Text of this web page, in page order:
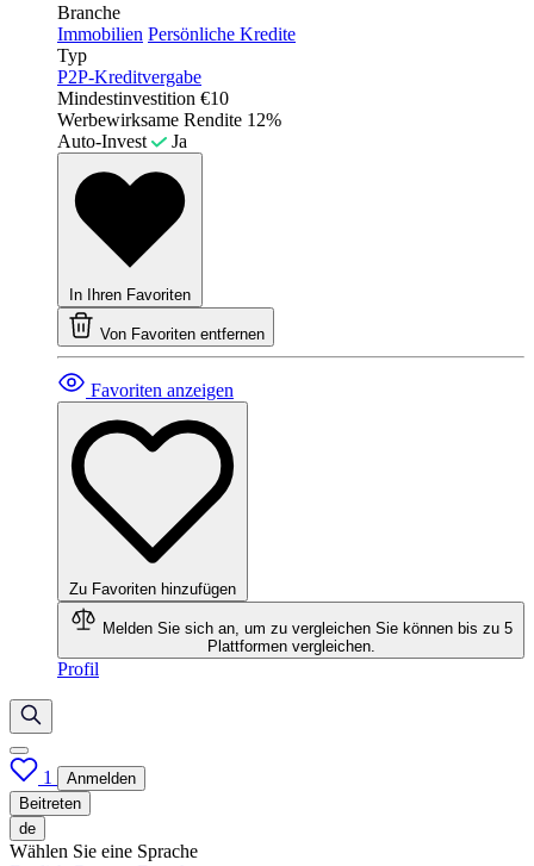
Branche
Immobilien Persönliche Kredite
Typ
P2P-Kreditvergabe
Mindestinvestition €10
Werbewirksame Rendite 12%
Auto-Invest
Ja
In Ihren Favoriten
Von Favoriten entfernen
Favoriten anzeigen
Zu Favoriten hinzufügen
Melden Sie sich an, um zu vergleichen Sie können bis zu 5
Plattformen vergleichen.
Profil
1
Anmelden
Beitreten
de
Wählen Sie eine Sprache